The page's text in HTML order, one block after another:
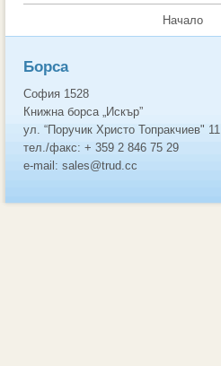
Начало
Борса
София 1528
Книжна борса „Искър”
ул. “Поручик Христо Топракчиев" 11
тел./факс: + 359 2 846 75 29
e-mail: sales@trud.cc